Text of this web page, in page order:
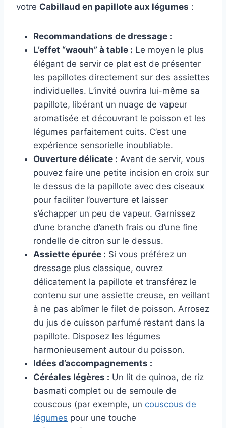
votre Cabillaud en papillote aux légumes :
Recommandations de dressage :
L’effet “waouh” à table : Le moyen le plus
élégant de servir ce plat est de présenter
les papillotes directement sur des assiettes
individuelles. L’invité ouvrira lui-même sa
papillote, libérant un nuage de vapeur
aromatisée et découvrant le poisson et les
légumes parfaitement cuits. C’est une
expérience sensorielle inoubliable.
Ouverture délicate : Avant de servir, vous
pouvez faire une petite incision en croix sur
le dessus de la papillote avec des ciseaux
pour faciliter l’ouverture et laisser
s’échapper un peu de vapeur. Garnissez
d’une branche d’aneth frais ou d’une fine
rondelle de citron sur le dessus.
Assiette épurée : Si vous préférez un
dressage plus classique, ouvrez
délicatement la papillote et transférez le
contenu sur une assiette creuse, en veillant
à ne pas abîmer le filet de poisson. Arrosez
du jus de cuisson parfumé restant dans la
papillote. Disposez les légumes
harmonieusement autour du poisson.
Idées d’accompagnements :
Céréales légères : Un lit de quinoa, de riz
basmati complet ou de semoule de
couscous (par exemple, un couscous de
légumes pour une touche